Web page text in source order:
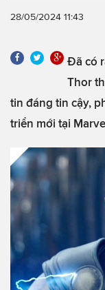
28/05/2024 11:43
Đã có
Thor
tin đáng tin cậy,
triển mới tại